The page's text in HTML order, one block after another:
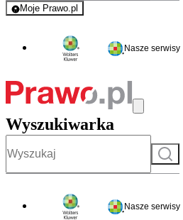
Moje Prawo.pl
- rejestracja i logowanie do serwisu
Nasze serwisy
Wyszukiwarka
Szukaj
Nasze serwisy